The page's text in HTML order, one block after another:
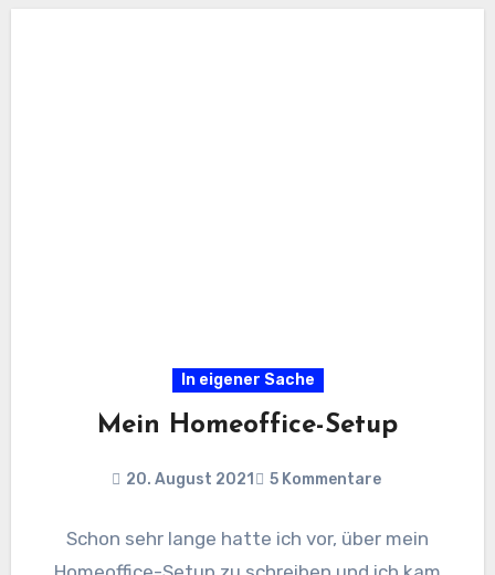
In eigener Sache
Mein Homeoffice-Setup
20. August 2021 5 Kommentare
Schon sehr lange hatte ich vor, über mein